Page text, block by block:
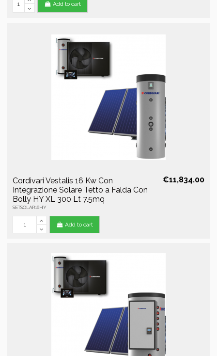
Add to cart
Cordivari Vestalis 16 Kw Con
Integrazione Solare Tetto a Falda Con
Bolly HY XL 300 Lt 7.5mq
SETSOLAR16HY
€11,834.00
Add to cart